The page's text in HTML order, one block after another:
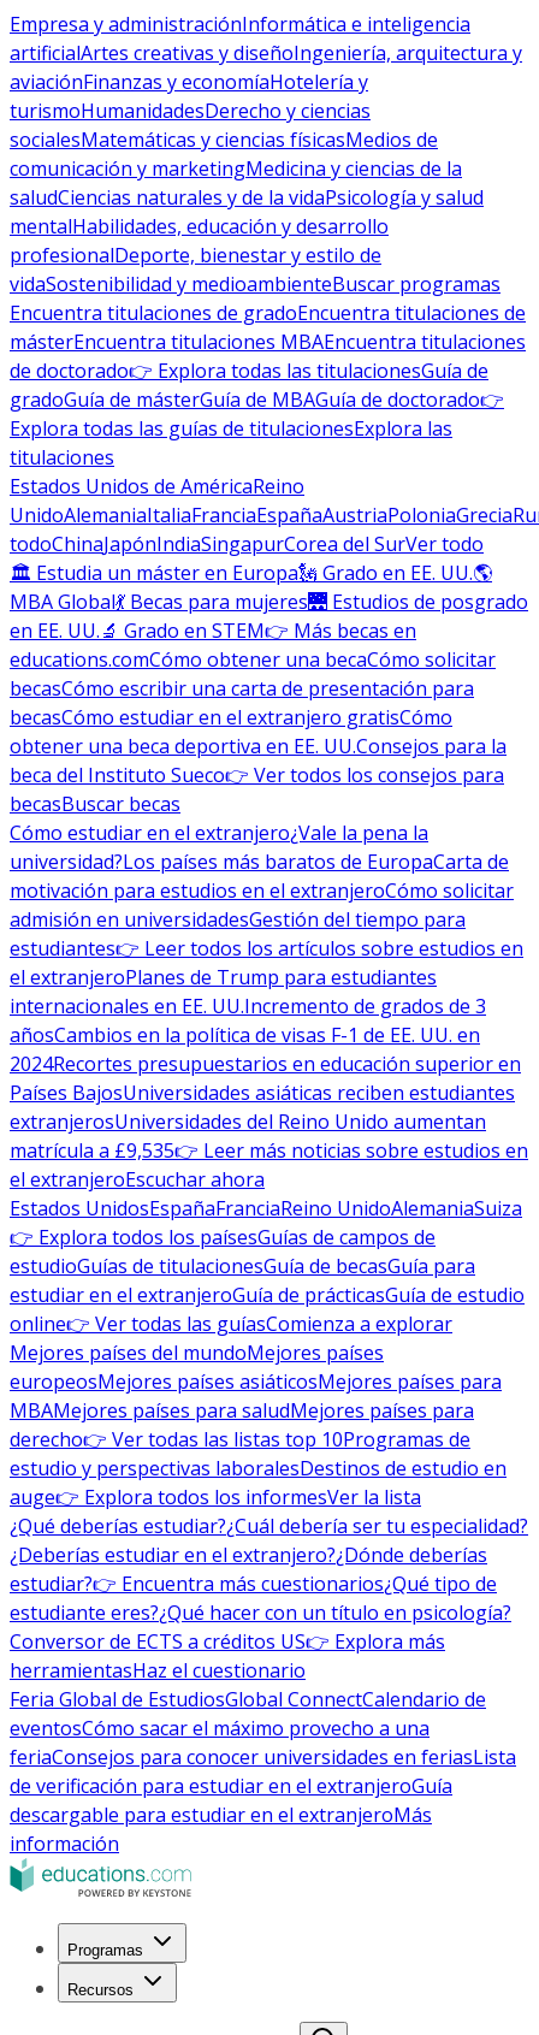
Empresa y administraciónInformática e inteligencia
artificialArtes creativas y diseñoIngeniería, arquitectura y
aviaciónFinanzas y economíaHotelería y
turismoHumanidadesDerecho y ciencias
socialesMatemáticas y ciencias físicasMedios de
comunicación y marketingMedicina y ciencias de la
saludCiencias naturales y de la vidaPsicología y salud
mentalHabilidades, educación y desarrollo
profesionalDeporte, bienestar y estilo de
vidaSostenibilidad y medioambienteBuscar programas
Encuentra titulaciones de gradoEncuentra titulaciones de
másterEncuentra titulaciones MBAEncuentra titulaciones
de doctorado👉 Explora todas las titulacionesGuía de
gradoGuía de másterGuía de MBAGuía de doctorado👉
Explora todas las guías de titulacionesExplora las
titulaciones
Estados Unidos de AméricaReino
UnidoAlemaniaItaliaFranciaEspañaAustriaPoloniaGrecia
todoChinaJapónIndiaSingapurCorea del SurVer todo
🏛 Estudia un máster en Europa🗽 Grado en EE. UU.🌎
MBA Global💃 Becas para mujeres🌉 Estudios de posgrado
en EE. UU.🔬 Grado en STEM👉 Más becas en
educations.comCómo obtener una becaCómo solicitar
becasCómo escribir una carta de presentación para
becasCómo estudiar en el extranjero gratisCómo
obtener una beca deportiva en EE. UU.Consejos para la
beca del Instituto Sueco👉 Ver todos los consejos para
becasBuscar becas
Cómo estudiar en el extranjero¿Vale la pena la
universidad?Los países más baratos de EuropaCarta de
motivación para estudios en el extranjeroCómo solicitar
admisión en universidadesGestión del tiempo para
estudiantes👉 Leer todos los artículos sobre estudios en
el extranjeroPlanes de Trump para estudiantes
internacionales en EE. UU.Incremento de grados de 3
añosCambios en la política de visas F-1 de EE. UU. en
2024Recortes presupuestarios en educación superior en
Países BajosUniversidades asiáticas reciben estudiantes
extranjerosUniversidades del Reino Unido aumentan
matrícula a £9,535👉 Leer más noticias sobre estudios en
el extranjeroEscuchar ahora
Estados UnidosEspañaFranciaReino UnidoAlemaniaSuiza
👉 Explora todos los paísesGuías de campos de
estudioGuías de titulacionesGuía de becasGuía para
estudiar en el extranjeroGuía de prácticasGuía de estudio
online👉 Ver todas las guíasComienza a explorar
Mejores países del mundoMejores países
europeosMejores países asiáticosMejores países para
MBAMejores países para saludMejores países para
derecho👉 Ver todas las listas top 10Programas de
estudio y perspectivas laboralesDestinos de estudio en
auge👉 Explora todos los informesVer la lista
¿Qué deberías estudiar?¿Cuál debería ser tu especialidad?
¿Deberías estudiar en el extranjero?¿Dónde deberías
estudiar?👉 Encuentra más cuestionarios¿Qué tipo de
estudiante eres?¿Qué hacer con un título en psicología?
Conversor de ECTS a créditos US👉 Explora más
herramientasHaz el cuestionario
Feria Global de EstudiosGlobal ConnectCalendario de
eventosCómo sacar el máximo provecho a una
feriaConsejos para conocer universidades en feriasLista
de verificación para estudiar en el extranjeroGuía
descargable para estudiar en el extranjeroMás
información
Programas
Recursos